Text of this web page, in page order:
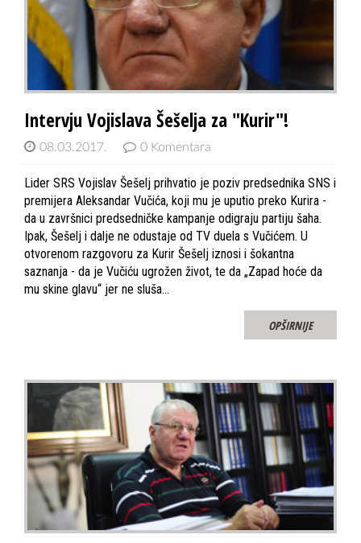
Intervju Vojislava Šešelja za "Kurir"!
08.03.2017. 0 Komentara
Lider SRS Vojislav Šešelj prihvatio je poziv predsednika SNS i
premijera Aleksandar Vučića, koji mu je uputio preko Kurira -
da u završnici predsedničke kampanje odigraju partiju šaha.
Ipak, Šešelj i dalje ne odustaje od TV duela s Vučićem. U
otvorenom razgovoru za Kurir Šešelj iznosi i šokantna
saznanja - da je Vučiću ugrožen život, te da „Zapad hoće da
mu skine glavu“ jer ne sluša…
OPŠIRNIJE